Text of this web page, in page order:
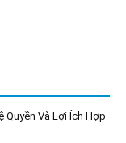
Quyền Và Lợi Ích Hợp